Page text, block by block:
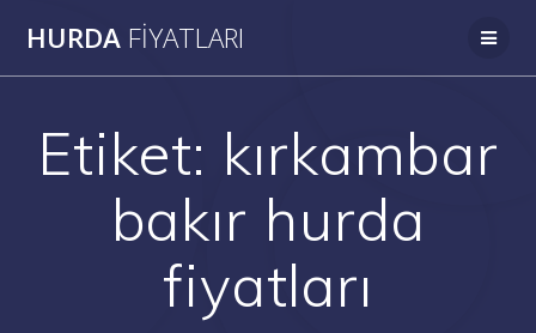
HURDA FIYATLARI
Etiket: kırkambar
bakır hurda
fiyatları